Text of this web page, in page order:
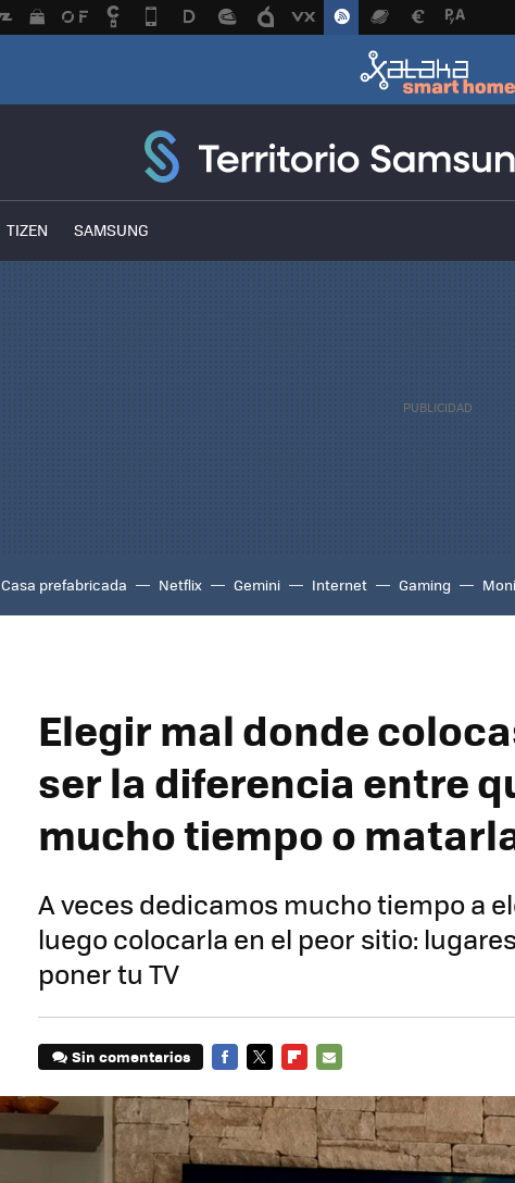
TIZEN SAMSUNG
Casa prefabricada Netflix Gemini Internet Gaming
Elegir mal donde
ser la diferencia entre
mucho tiempo o
A veces dedicamos mucho tiempo a
luego colocarla en el peor sitio:
poner tu TV
Sin comentarios
MAIL